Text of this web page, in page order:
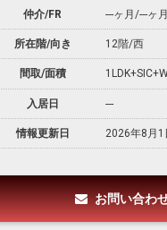
仲介/FR ---ヶ月 /---ヶ月
所在階/向き 12階/西
間取/面積
入居日 ---
情報更新日 2026年8月1
お問い合わ